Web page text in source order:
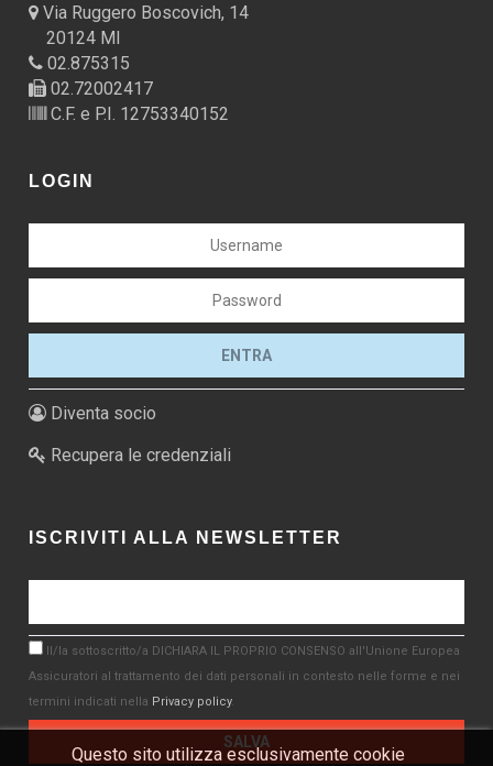
Via Ruggero Boscovich, 14
20124 MI
02.875315
02.72002417
C.F. e P.I. 12753340152
LOGIN
Diventa socio
Recupera le credenziali
ISCRIVITI ALLA NEWSLETTER
Il/la sottoscritto/a DICHIARA IL PROPRIO CONSENSO all'Unione Europea
Assicuratori al trattamento dei dati personali in contesto nelle forme e nei
termini indicati nella Privacy policy.
Questo sito utilizza esclusivamente cookie